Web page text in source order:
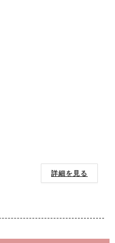
詳細を見る